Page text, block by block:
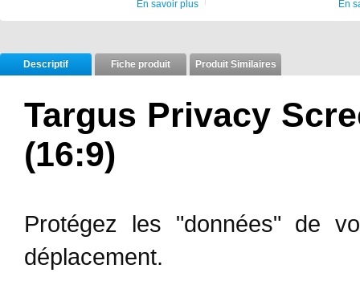
En savoir plus En
Descriptif Fiche produit Produit Similaires
Targus Privacy
(16:9)
Protégez les "données" de
déplacement.